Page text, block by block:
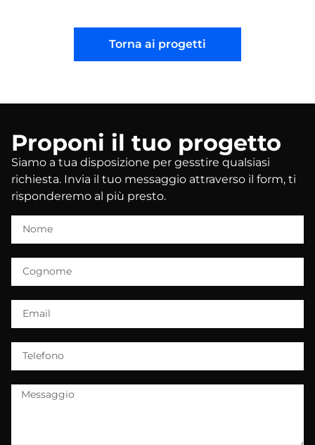
Torna ai progetti
Proponi il tuo progetto
Siamo a tua disposizione per gesstire qualsiasi
richiesta. Invia il tuo messaggio attraverso il form, ti
risponderemo al più presto.